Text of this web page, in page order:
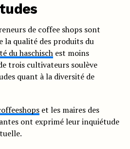
de coffee shops sont
la qualité des produits du
du haschischest moins
trois cultivateurs soulève
quant à la diversité de
et les maires des
ont exprimé leur inquiétude